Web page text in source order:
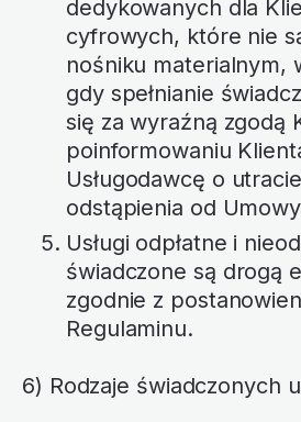
dedykowanych dla
cyfrowych, które nie
nośniku materialnym,
gdy spełnianie
się za wyraźną zgodą
poinformowaniu
Usługodawcę o
odstąpienia od
Usługi odpłatne i
świadczone są drogą
zgodnie z
Regulaminu.
6) Rodzaje świadczonych